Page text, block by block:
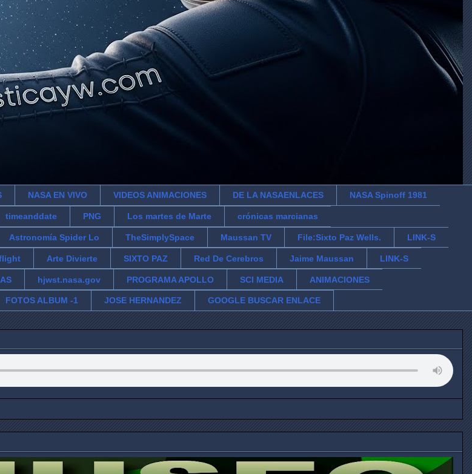
NASA EN VIVO VIDEOS ANIMACIONES DE LA NASAENLACES NASA Spinoff 1981
timeanddate PNG Los martes de Marte crónicas marcianas
Astronomía Spider Lo TheSimplySpace Maussan TV File:Sixto Paz Wells. LINK-S
Arte Divierte SIXTO PAZ Red De Cerebros Jaime Maussan LINK-S
hjwst.nasa.gov PROGRAMA APOLLO SCI MEDIA ANIMACIONES
FOTOS ALBUM -1 JOSE HERNANDEZ GOOGLE BUSCAR ENLACE